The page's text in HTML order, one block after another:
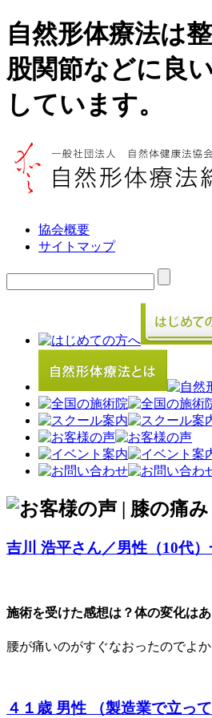
自然形体療法は
股関節などに良
しています。
協会概要
サイトマップ
吉川 浩平さん／男性（10代）
施術を受けた感想は？体の変化は
腰が痛いのがすぐなおったのでよか
４１歳 男性 （製造業で立っ